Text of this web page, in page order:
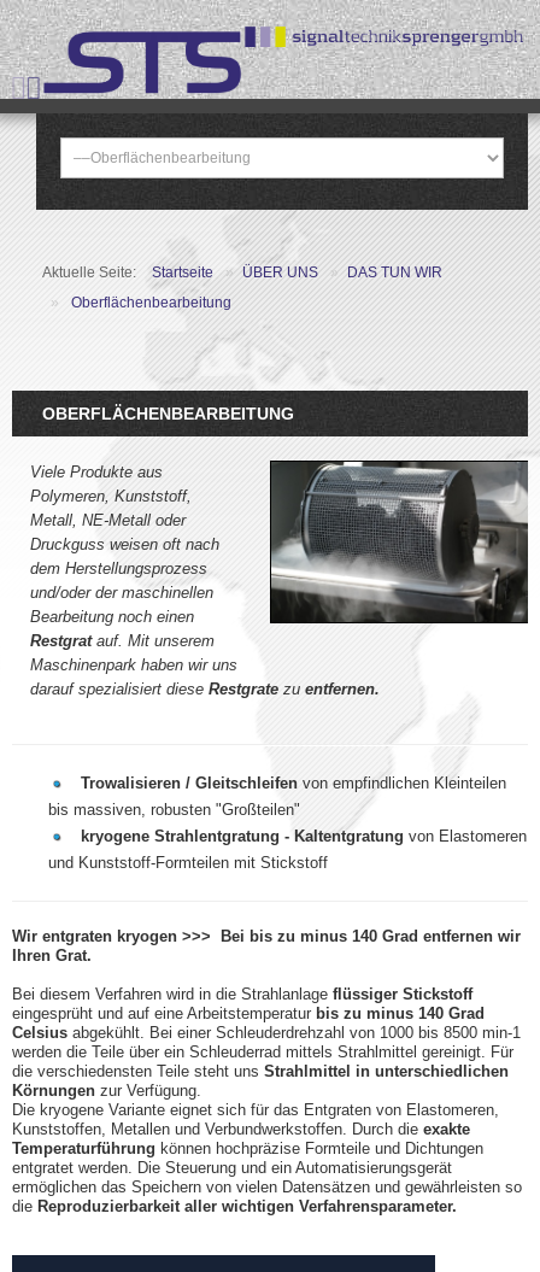
Aktuelle Seite: Startseite » ÜBER UNS »
DAS TUN WIR
»
Oberflächenbearbeitung
OBERFLÄCHENBEARBEITUNG
Viele Produkte aus
Polymeren, Kunststoff,
Metall, NE-Metall oder
Druckguss weisen oft nach
dem Herstellungsprozess
und/oder der maschinellen
Bearbeitung noch einen
Restgratauf. Mit unserem
Maschinenpark haben wir uns
darauf spezialisiert diese Restgrate zu entfernen.
Trowalisieren / Gleitschleifen von empfindlichen Kleinteilen
bis massiven, robusten "Großteilen"
kryogene Strahlentgratung - Kaltentgratung von Elastomeren
und Kunststoff-Formteilen mit Stickstoff
Wir entgraten kryogen >>> Bei bis zu minus 140 Grad entfernen wir
Ihren Grat.
Bei diesem Verfahren wird in die Strahlanlage flüssiger Stickstoff
eingesprüht und auf eine Arbeitstemperatur bis zu minus 140 Grad
Celsius abgekühlt. Bei einer Schleuderdrehzahl von 1000 bis 8500 min-1
werden die Teile über ein Schleuderrad mittels Strahlmittel gereinigt. Für
die verschiedensten Teile steht uns Strahlmittel in unterschiedlichen
Körnungen zur Verfügung.
Die kryogene Variante eignet sich für das Entgraten von Elastomeren,
Kunststoffen, Metallen und Verbundwerkstoffen. Durch die exakte
Temperaturführung können hochpräzise Formteile und Dichtungen
entgratet werden. Die Steuerung und ein Automatisierungsgerät
ermöglichen das Speichern von vielen Datensätzen und gewährleisten so
die Reproduzierbarkeit aller wichtigen Verfahrensparameter.